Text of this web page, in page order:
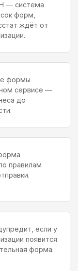
— система
форм,
ждёт от
формы
сервисе —
до
правилам
если у
появится
форма.